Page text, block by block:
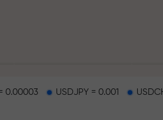
0.00003 USDJPY = 0.001